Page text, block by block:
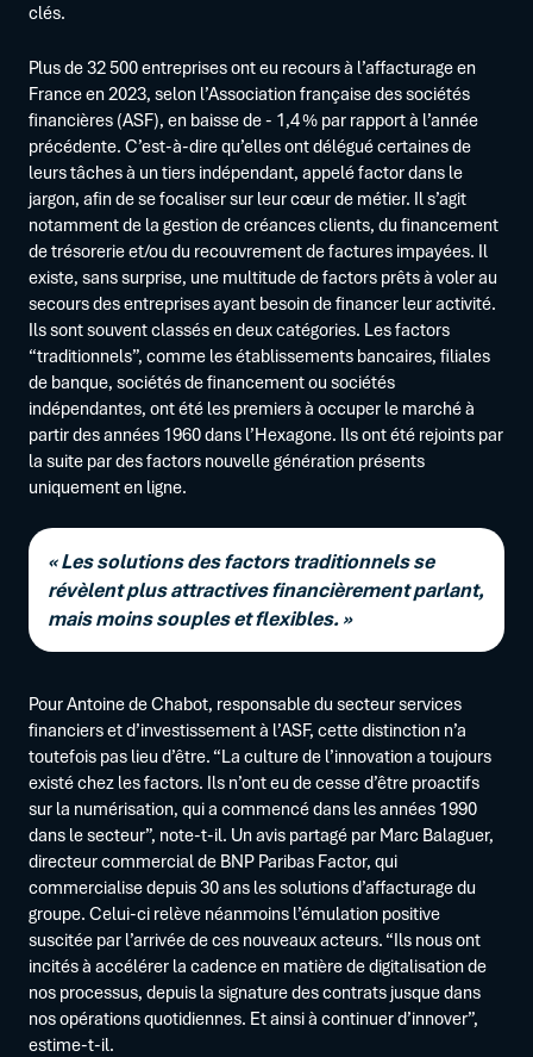
clés.
Plus de 32 500 entreprises ont eu recours à l’affacturage en
France en 2023, selon l’Association française des sociétés
financières (ASF), en baisse de - 1,4 % par rapport à l’année
précédente. C’est-à-dire qu’elles ont délégué certaines de
leurs tâches à un tiers indépendant, appelé factor dans le
jargon, afin de se focaliser sur leur cœur de métier. Il s’agit
notamment de la gestion de créances clients, du financement
de trésorerie et/ou du recouvrement de factures impayées. Il
existe, sans surprise, une multitude de factors prêts à voler au
secours des entreprises ayant besoin de financer leur activité.
Ils sont souvent classés en deux catégories. Les factors
“traditionnels”, comme les établissements bancaires, filiales
de banque, sociétés de financement ou sociétés
indépendantes, ont été les premiers à occuper le marché à
partir des années 1960 dans l’Hexagone. Ils ont été rejoints par
la suite par des factors nouvelle génération présents
uniquement en ligne.
« Les solutions des factors traditionnels se
révèlent plus attractives financièrement parlant,
mais moins souples et flexibles. »
Pour Antoine de Chabot, responsable du secteur services
financiers et d’investissement à l’ASF, cette distinction n’a
toutefois pas lieu d’être. “La culture de l’innovation a toujours
existé chez les factors. Ils n’ont eu de cesse d’être proactifs
sur la numérisation, qui a commencé dans les années 1990
dans le secteur”, note-t-il. Un avis partagé par Marc Balaguer,
directeur commercial de BNP Paribas Factor, qui
commercialise depuis 30 ans les solutions d’affacturage du
groupe. Celui-ci relève néanmoins l’émulation positive
suscitée par l’arrivée de ces nouveaux acteurs. “Ils nous ont
incités à accélérer la cadence en matière de digitalisation de
nos processus, depuis la signature des contrats jusque dans
nos opérations quotidiennes. Et ainsi à continuer d’innover”,
estime-t-il.